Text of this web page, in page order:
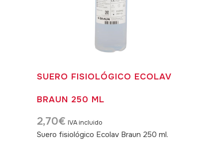
SUERO FISIOLÓGICO ECOLAV
BRAUN 250 ML
2,70€ IVA incluido
Suero fisiológico Ecolav Braun 250 ml.